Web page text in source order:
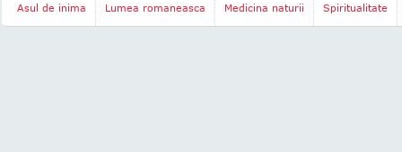
Asul de inima Lumea romaneasca Medicina naturii Spiritualitate